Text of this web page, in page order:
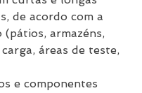
de acordo com a
(pátios, armazéns,
áreas de teste,
e componentes